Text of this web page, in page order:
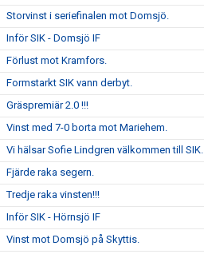
Storvinst i seriefinalen mot Domsjö.
Inför SIK - Domsjö IF
Förlust mot Kramfors.
Formstarkt SIK vann derbyt.
Gräspremiär 2.0 !!!
Vinst med 7-0 borta mot Mariehem.
Vi hälsar Sofie Lindgren välkommen till SIK.
Fjärde raka segern.
Tredje raka vinsten!!!
Inför SIK - Hörnsjö IF
Vinst mot Domsjö på Skyttis.